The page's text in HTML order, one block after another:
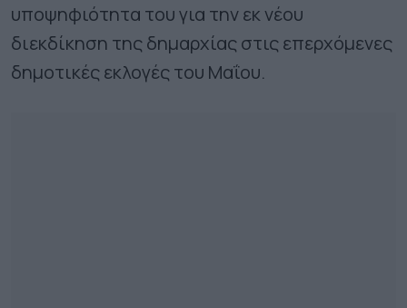
υποψηφιότητα του για την εκ νέου
διεκδίκηση της δημαρχίας στις επερχόμενες
δημοτικές εκλογές του Μαΐου.